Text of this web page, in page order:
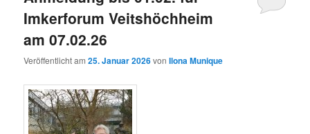
Imkerforum Veitshöchheim
am 07.02.26
Veröffentlicht am25. Januar 2026vonIlona Munique